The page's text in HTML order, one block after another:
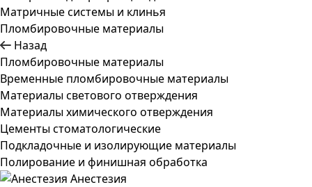
Матричные системы и клинья
Пломбировочные материалы
Назад
Пломбировочные материалы
Временные пломбировочные материалы
Материалы светового отверждения
Материалы химического отверждения
Цементы стоматологические
Подкладочные и изолирующие материалы
Полирование и финишная обработка
Анестезия